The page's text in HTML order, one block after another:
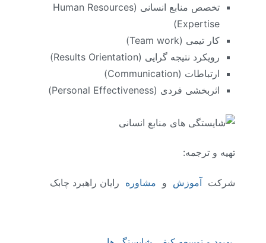
تخصص منابع انسانی (Human Resources
Expertise
)
کار تیمی (Team work
)
رویکرد نتیجه گرایی (Results Orientation
)
ارتباطات (Communication
)
اثربخشی فردی (Personal Effectiveness
)
تهیه و ترجمه:
شرکت آموزش و مشاوره رایان راهبرد چابک